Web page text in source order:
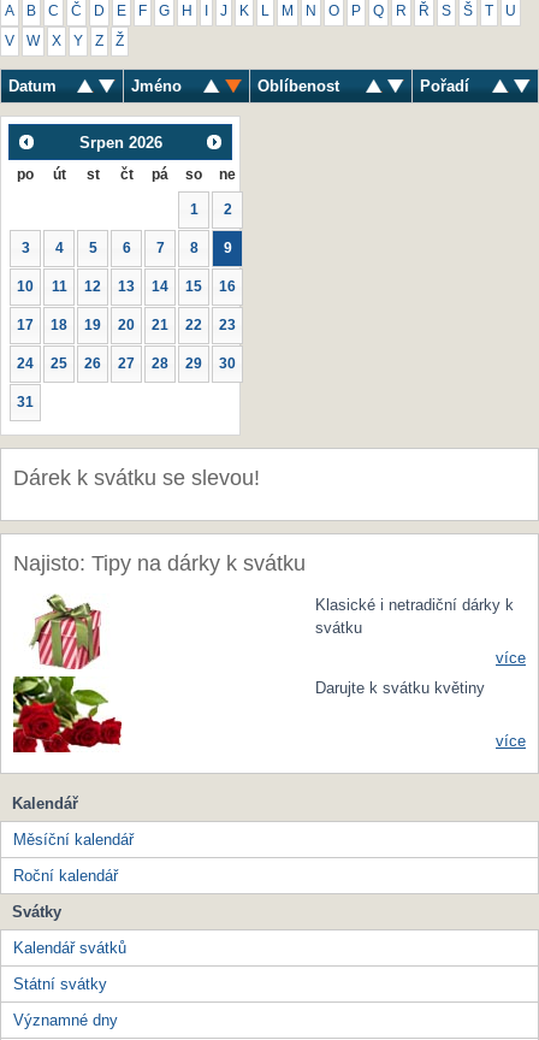
A B C Č D E F G H J K M N O P Q R Ř S Š U
V W X Y Z Ž
Datum Jméno Oblíbenost Pořadí
Srpen 2026
po út st čt pá so ne
1 2
3 4 5 6 7 8 9
10 11 12 13 14 15 16
17 18 19 20 21 22 23
24 25 26 27 28 29 30
31
Dárek k svátku se slevou!
Najisto: Tipy na dárky k svátku
Klasické i netradiční dárky k
svátku
více
Darujte k svátku květiny
více
Kalendář
Měsíční kalendář
Roční kalendář
Svátky
Kalendář svátků
Státní svátky
Významné dny